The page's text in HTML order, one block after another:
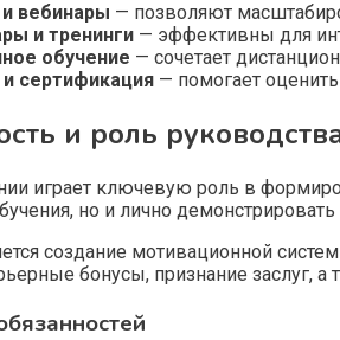
вебинары — позволяют
и тренинги — эффективны для
обучение — сочетает
сертификация — помогает
и роль
играет ключевую роль в
но и лично
создание мотивационной
бонусы, признание заслуг, а